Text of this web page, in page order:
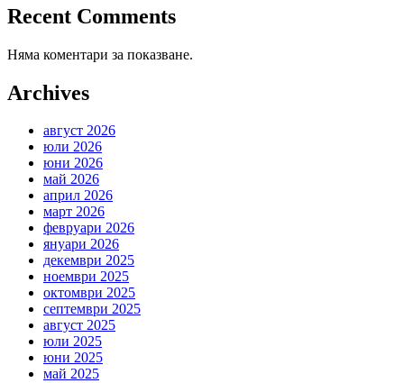
Recent Comments
Няма коментари за показване.
Archives
август 2026
юли 2026
юни 2026
май 2026
април 2026
март 2026
февруари 2026
януари 2026
декември 2025
ноември 2025
октомври 2025
септември 2025
август 2025
юли 2025
юни 2025
май 2025